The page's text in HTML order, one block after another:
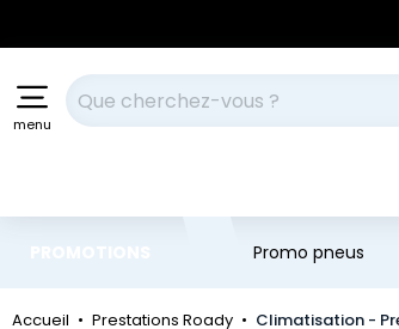
menu
Votre recherche
Promo pneus
Accueil Prestations Roady Climatisation -